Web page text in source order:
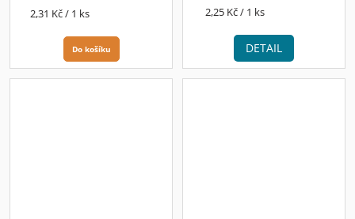
Měrná
2,31 Kč / 1 ks
Do košíku
Měrná
2,25 Kč / 1 ks
DETAIL